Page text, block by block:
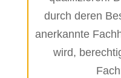
durch deren
anerkannte
wird,